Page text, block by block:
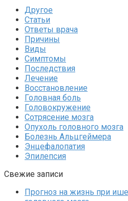
Другое
Статьи
Ответы врача
Причины
Виды
Симптомы
Последствия
Лечение
Восстановление
Головная боль
Головокружение
Сотрясение мозга
Опухоль головного мозга
Болезнь Альцгеймера
Энцефалопатия
Эпилепсия
Свежие записи
Прогноз на жизнь при